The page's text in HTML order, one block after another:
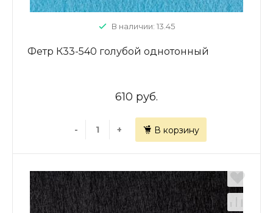
В наличии: 13.45
Фетр К33-540 голубой однотонный
610 руб.
- + В корзину